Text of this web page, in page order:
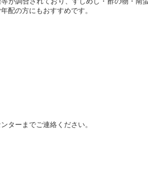
配の方にもおすすめです。
ターまでご連絡ください。